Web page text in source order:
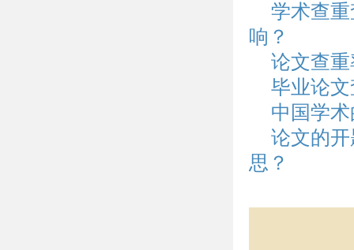
学术查
响？
论文查
毕业论
中国学
论文的
思？